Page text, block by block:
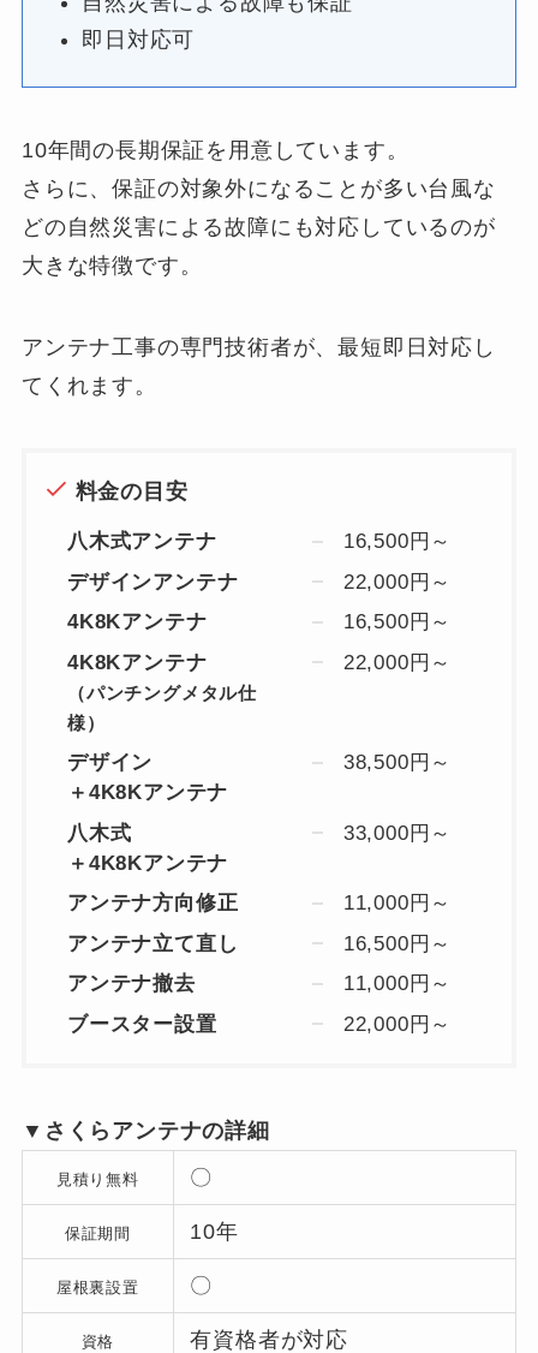
即日対応可
10年間の長期保証を用意しています。
さらに、保証の対象外になることが多い台風な
どの自然災害による故障にも対応しているのが
大きな特徴です。
アンテナ工事の専門技術者が、最短即日対応し
てくれます。
料金の目安
八木式アンテナ
16,500円～
デザインアンテナ
22,000円～
4K8Kアンテナ
16,500円～
4K8Kアンテナ
（パンチングメタル仕
様）
22,000円～
デザイン
＋4K8Kアンテナ
38,500円～
八木式
＋4K8Kアンテナ
33,000円～
アンテナ方向修正
11,000円～
アンテナ立て直し
16,500円～
アンテナ撤去
11,000円～
ブースター設置
22,000円～
▼さくらアンテナの詳細
見積り無料 〇
保証期間 10年
屋根裏設置 〇
資格 有資格者が対応